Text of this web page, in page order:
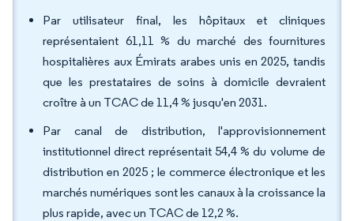
Par utilisateur final, les hôpitaux et cliniques
représentaient 61,11 % du marché des fournitures
hospitalières aux Émirats arabes unis en 2025, tandis
que les prestataires de soins à domicile devraient
croître à un TCAC de 11,4 % jusqu'en 2031.
Par canal de distribution, l'approvisionnement
institutionnel direct représentait 54,4 % du volume de
distribution en 2025 ; le commerce électronique et les
marchés numériques sont les canaux à la croissance la
plus rapide, avec un TCAC de 12,2 %.